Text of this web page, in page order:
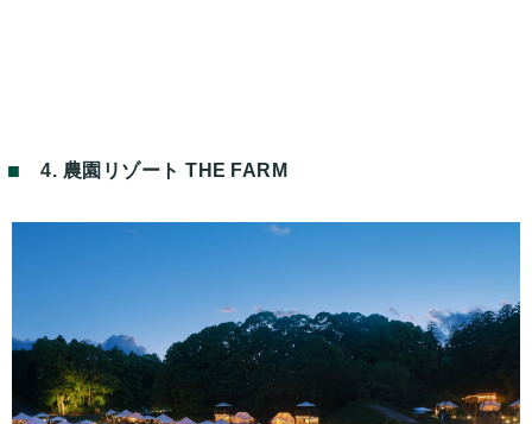
4. 農園リゾート THE FARM